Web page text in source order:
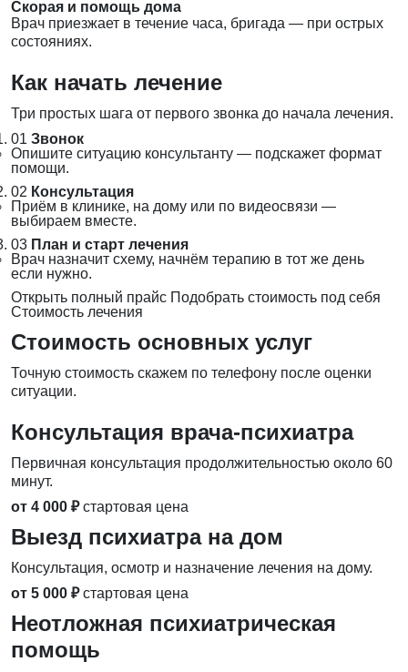
Скорая и помощь дома
Врач приезжает в течение часа, бригада — при острых
состояниях.
Как начать лечение
Три простых шага от первого звонка до начала лечения.
01 Звонок
Опишите ситуацию консультанту — подскажет формат
помощи.
02 Консультация
Приём в клинике, на дому или по видеосвязи —
выбираем вместе.
03 План и старт лечения
Врач назначит схему, начнём терапию в тот же день
если нужно.
Открыть полный прайс Подобрать стоимость под себя
Стоимость лечения
Стоимость основных услуг
Точную стоимость скажем по телефону после оценки
ситуации.
Консультация врача-психиатра
Первичная консультация продолжительностью около 60
минут.
от 4 000 ₽ стартовая цена
Выезд психиатра на дом
Консультация, осмотр и назначение лечения на дому.
от 5 000 ₽ стартовая цена
Неотложная психиатрическая
помощь